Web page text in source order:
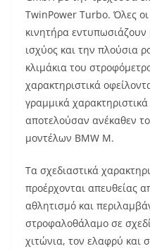
TwinPower Turbo. Όλες
κινητήρα
ισχύος και την πλούσια
κλιμάκια του
χαρακτηριστικά
γραμμικά
αποτελούσαν ανέκαθεν
μοντέλων BMW M.
Τα σχεδιαστικά
προέρχονται απευθείας
αθλητισμό και
στροφαλοθάλαμο σε
χιτώνια, τον ελαφρύ